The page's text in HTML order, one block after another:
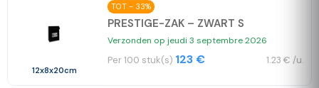
12x8x20cm
TOT - 33%
PRESTIGE-ZAK – ZWART S
Verzonden op jeudi 3 septembre 2026
Per 100 stuk(s) 123 € 1.23 € /u.